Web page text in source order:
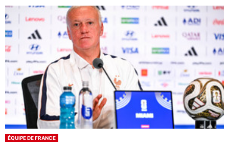
ÉQUIPE DE FRANCE